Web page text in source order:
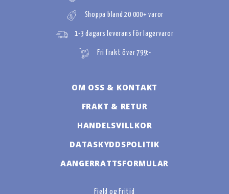
Shoppa bland 20 000+ varor
1-3 dagars leverans för lagervaror
Fri frakt över 799:-
OM OSS & KONTAKT
FRAKT & RETUR
HANDELSVILLKOR
DATASKYDDSPOLITIK
AANGERRATTSFORMULAR
Fjeld og Fritid